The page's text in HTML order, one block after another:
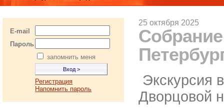
25 октября 2025
Экскурсия
Дворцовой
E-mail
Пароль
запомнить меня
Регистрация
Напомнить пароль